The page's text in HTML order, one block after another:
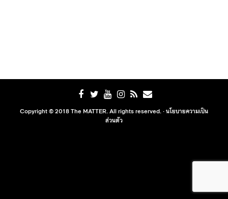
Copyright © 2018 The MATTER. All rights reserved. ·นโยบายความเป็น
ส่วนตัว